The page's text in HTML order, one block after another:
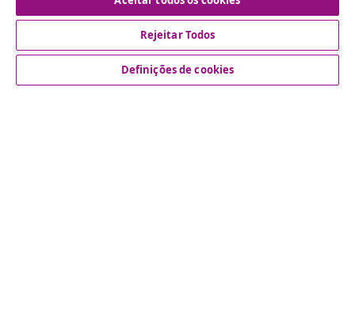
Rescindir o contrato
Atendimento ao cliente
Rejeitar Todos
Definições de cookies